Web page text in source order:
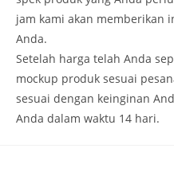
jam kami akan memberikan
Anda.
Setelah harga telah Anda
mockup produk sesuai
sesuai dengan keinginan
Anda dalam waktu 14 hari.